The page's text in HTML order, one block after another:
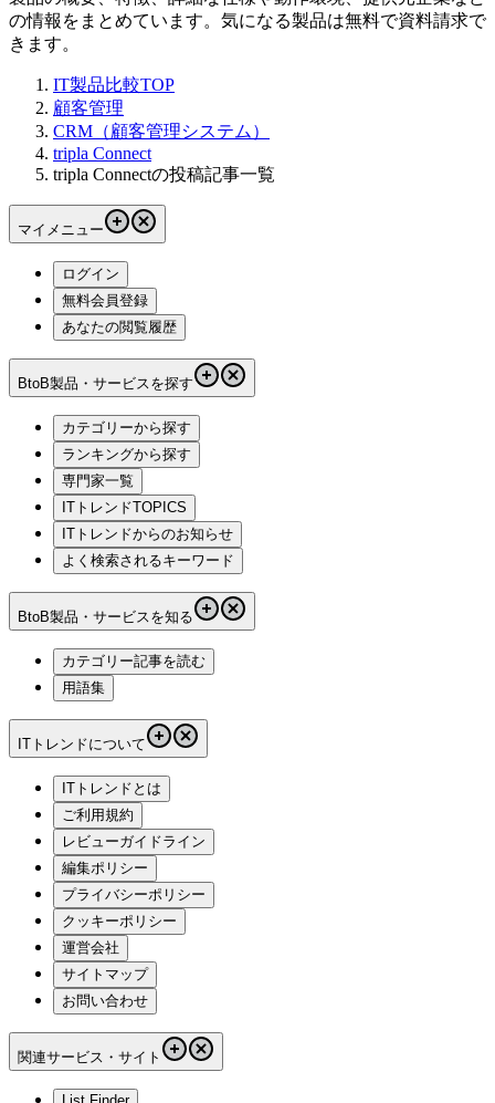
の情報をまとめています。気になる製品は無料で資料請求で
きます。
IT製品比較TOP
顧客管理
CRM（顧客管理システム）
tripla Connect
tripla Connectの投稿記事一覧
マイメニュー
ログイン
無料会員登録
あなたの閲覧履歴
BtoB製品・サービスを探す
カテゴリーから探す
ランキングから探す
専門家一覧
ITトレンドTOPICS
ITトレンドからのお知らせ
よく検索されるキーワード
BtoB製品・サービスを知る
カテゴリー記事を読む
用語集
ITトレンドについて
ITトレンドとは
ご利用規約
レビューガイドライン
編集ポリシー
プライバシーポリシー
クッキーポリシー
運営会社
サイトマップ
お問い合わせ
関連サービス・サイト